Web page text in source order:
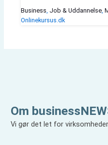
Business, Job & Uddannelse,
Onlinekursus.dk
Om
Vi gør det let for